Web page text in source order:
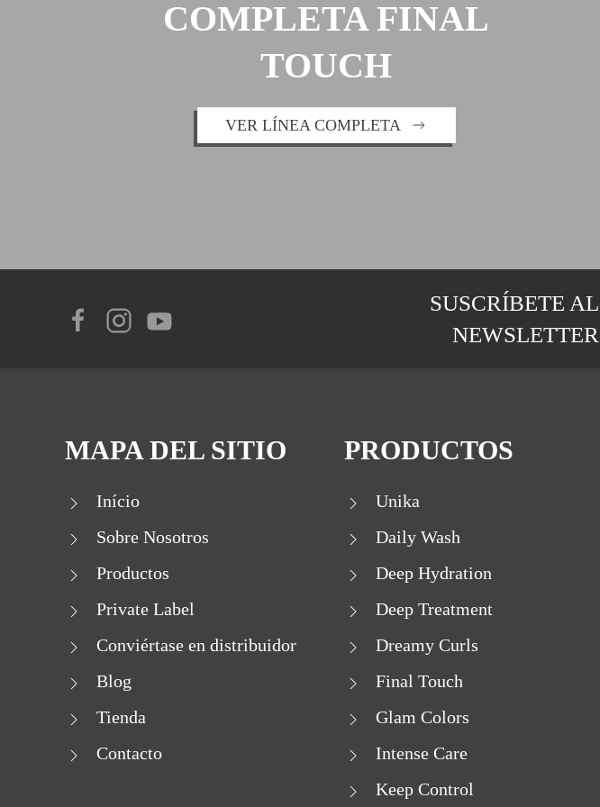
COMPLETA FINAL
TOUCH
VER LÍNEA COMPLETA
SUSCRÍBETE AL
NEWSLETTER
MAPA DEL SITIO
Início
Sobre Nosotros
Productos
Private Label
Conviértase en distribuidor
Blog
Tienda
Contacto
PRODUCTOS
Unika
Daily Wash
Deep Hydration
Deep Treatment
Dreamy Curls
Final Touch
Glam Colors
Intense Care
Keep Control